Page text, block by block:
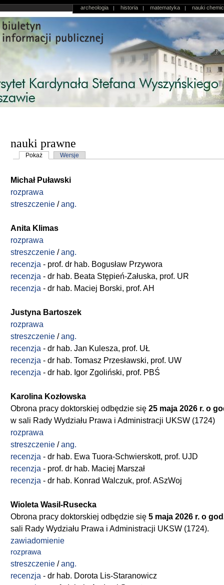
Przejdź do treści
Menu odnośników dodatkowych
archeologia historia matematyka nauki
nauki prawne
Karty podstawowe
Pokaż (aktywna karta)
Wersje
Michał Puławski
rozprawa
streszczenie /ang.
Anita Klimas
rozprawa
streszczenie /ang.
recenzja - prof. dr hab. Bogusław Przywora
recenzja - dr hab. Beata Stępień-Załuska, prof. UR
recenzja - dr hab. Maciej Borski, prof. AH
Justyna Bartoszek
rozprawa
streszczenie /ang.
recenzja - dr hab. Jan Kulesza, prof. UŁ
recenzja - dr hab. Tomasz Przesławski, prof. UW
recenzja - dr hab. Igor Zgoliński, prof. PBŚ
Karolina Kozłowska
Obrona pracy doktorskiej odbędzie się 25 maja 2026 r. o
w sali Rady Wydziału Prawa i Administracji UKSW (1724)
rozprawa
streszczenie /ang.
recenzja - dr hab. Ewa Tuora-Schwierskott, prof. UJD
recenzja - prof. dr hab. Maciej Marszał
recenzja - dr hab. Konrad Walczuk, prof. ASzWoj
Wioleta Wasil-Rusecka
Obrona pracy doktorskiej odbędzie się 5 maja 2026 r. o
sali Rady Wydziału Prawa i Administracji UKSW (1724).
zawiadomienie
rozprawa
streszczenie /ang.
recenzja - dr hab. Dorota Lis-Staranowicz